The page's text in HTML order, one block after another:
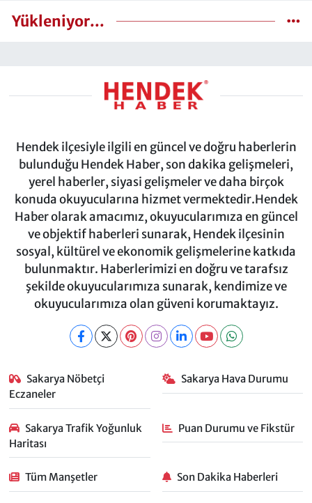
Yükleniyor...
Hendek ilçesiyle ilgili en güncel ve doğru haberlerin
bulunduğu Hendek Haber, son dakika gelişmeleri,
yerel haberler, siyasi gelişmeler ve daha birçok
konuda okuyucularına hizmet vermektedir.Hendek
Haber olarak amacımız, okuyucularımıza en güncel
ve objektif haberleri sunarak, Hendek ilçesinin
sosyal, kültürel ve ekonomik gelişmelerine katkıda
bulunmaktır. Haberlerimizi en doğru ve tarafsız
şekilde okuyucularımıza sunarak, kendimize ve
okuyucularımıza olan güveni korumaktayız.
Sakarya Nöbetçi
Eczaneler
Sakarya Hava Durumu
Sakarya Trafik Yoğunluk
Haritası
Puan Durumu ve Fikstür
Tüm Manşetler Son Dakika Haberleri